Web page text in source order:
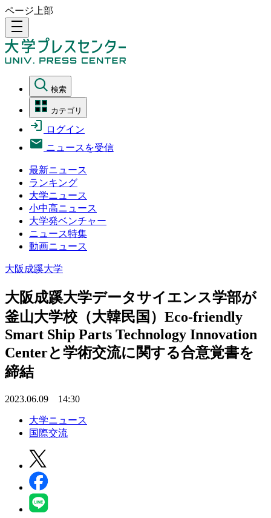
ページ上部
density_medium
検索
カテゴリ
ログイン
ニュースを受信
最新ニュース
ランキング
大学ニュース
小中高ニュース
大学発ベンチャー
ニュース特集
動画ニュース
大阪成蹊大学
大阪成蹊大学データサイエンス学部が
釜山大学校（大韓民国）Eco-friendly
Smart Ship Parts Technology Innovation
Centerと学術交流に関する合意覚書を
締結
2023.06.09 14:30
大学ニュース
国際交流